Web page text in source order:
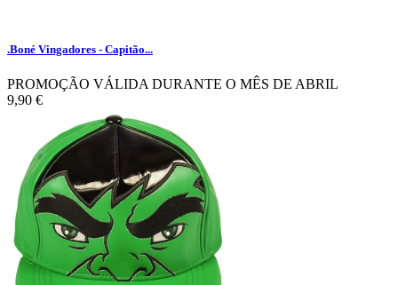
.Boné Vingadores - Capitão...
PROMOÇÃO VÁLIDA DURANTE O MÊS DE ABRIL
9,90 €